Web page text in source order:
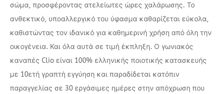
σώμα, προσφέροντας ατελείωτες ώρες χαλάρωσης. Το
ανθεκτικό, υποαλλεργικό του ύφασμα καθαρίζεται εύκολα,
καθιστώντας τον ιδανικό για καθημερινή χρήση από όλη την
οικογένεια. Και όλα αυτά σε τιμή έκπληξη. Ο γωνιακός
καναπές Clio είναι 100% ελληνικής ποιοτικής κατασκευής
με 10ετή γραπτή εγγύηση και παραδίδεται κατόπιν
παραγγελίας σε 30 εργάσιμες ημέρες στην απόχρωση που